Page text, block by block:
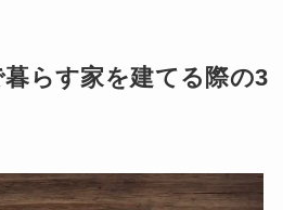
らす家を建てる際の3